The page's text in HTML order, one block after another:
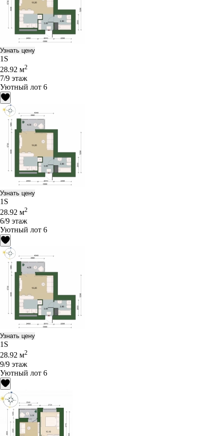
Узнать цену
1S
28.92 м2
7/9 этаж
Уютный лот 6
Узнать цену
1S
28.92 м2
6/9 этаж
Уютный лот 6
Узнать цену
1S
28.92 м2
9/9 этаж
Уютный лот 6